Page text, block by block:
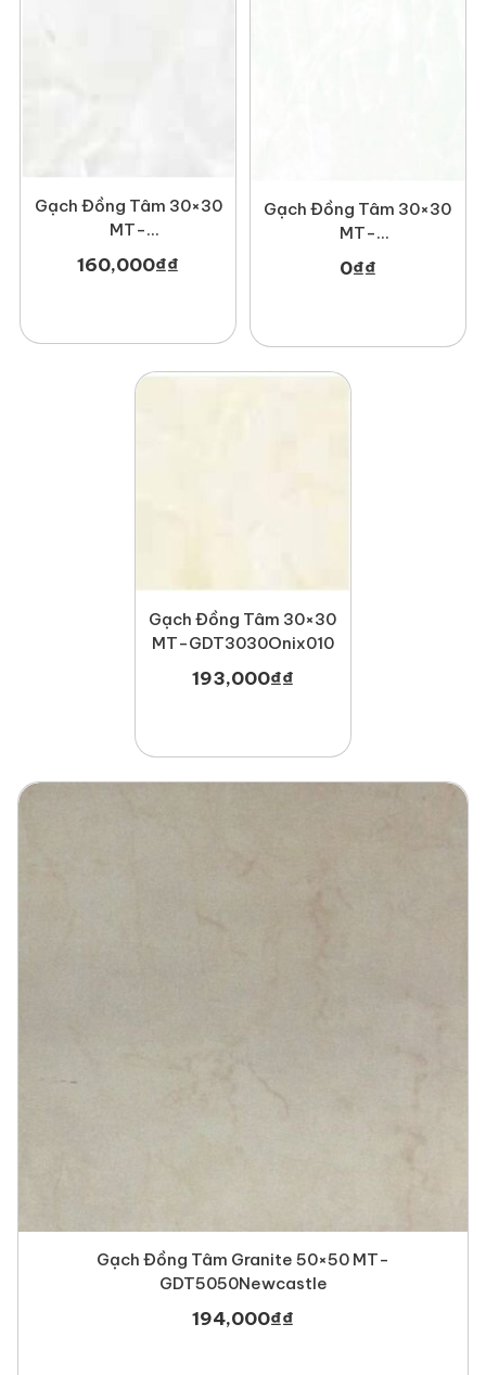
Gạch Đồng Tâm 30×30
MT-
GDT3030Haivan002
160,000₫₫
Gạch Đồng Tâm 30×30
MT-
GDT3030Phale002
0₫₫
Gạch Đồng Tâm 30×30
MT-GDT3030Onix010
193,000₫₫
Gạch Đồng Tâm Granite 50×50 MT-
GDT5050Newcastle
194,000₫₫